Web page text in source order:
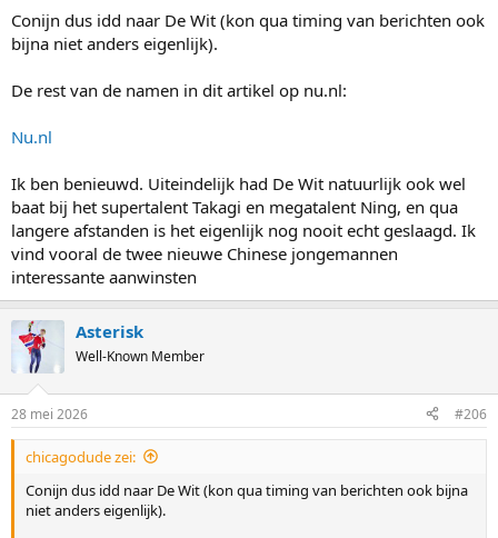
Conijn dus idd naar De Wit (kon qua timing van berichten ook
bijna niet anders eigenlijk).
De rest van de namen in dit artikel op nu.nl:
Nu.nl
Ik ben benieuwd. Uiteindelijk had De Wit natuurlijk ook wel
baat bij het supertalent Takagi en megatalent Ning, en qua
langere afstanden is het eigenlijk nog nooit echt geslaagd. Ik
vind vooral de twee nieuwe Chinese jongemannen
interessante aanwinsten
Asterisk
Well-Known Member
28 mei 2026 #206
chicagodude zei:
Conijn dus idd naar De Wit (kon qua timing van berichten ook bijna
niet anders eigenlijk).